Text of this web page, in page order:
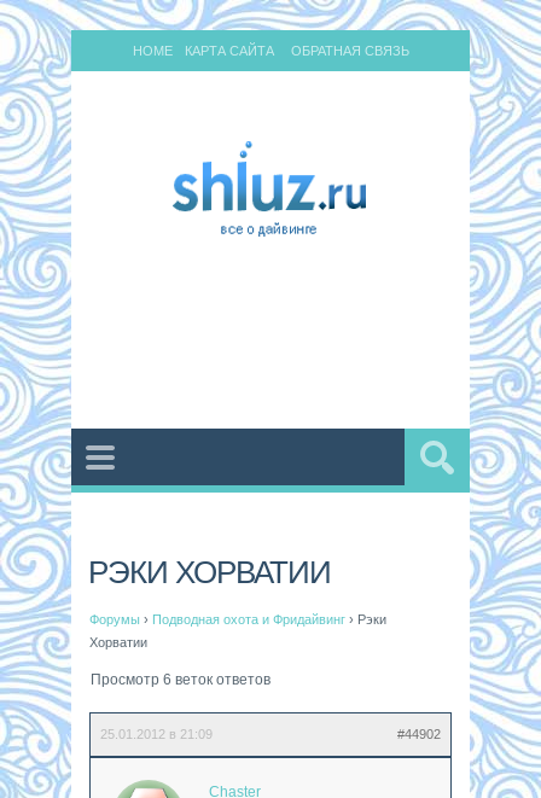
HOME КАРТА САЙТА ОБРАТНАЯ СВЯЗЬ
РЭКИ ХОРВАТИИ
Форумы › Подводная охота и Фридайвинг › Рэки
Хорватии
Просмотр 6 веток ответов
25.01.2012 в 21:09 #44902
Chaster